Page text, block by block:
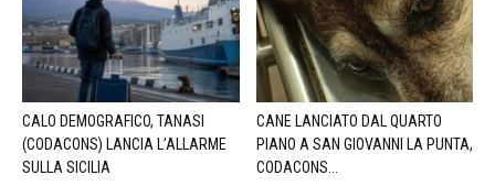
CALO DEMOGRAFICO, TANASI
(CODACONS) LANCIA L’ALLARME
SULLA SICILIA
CANE LANCIATO DAL QUARTO
PIANO A SAN GIOVANNI LA PUNTA,
CODACONS...